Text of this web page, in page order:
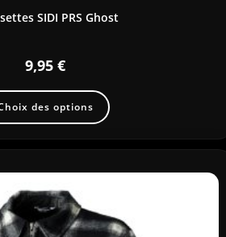
SIDI PRS Ghost
9,95 €
des options